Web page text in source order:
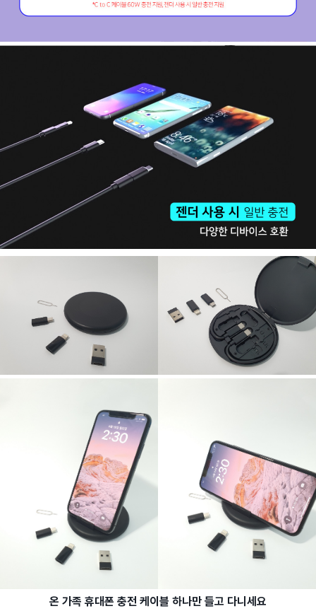
온 가족 휴대폰 충전 케이블 하나만 들고 다니세요